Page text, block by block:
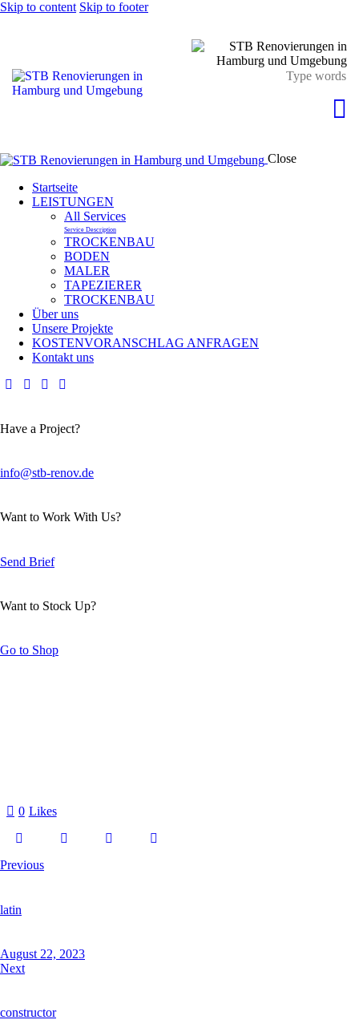
Skip to content Skip to footer
Close
Startseite
LEISTUNGEN
All Services
Service Description
TROCKENBAU
BODEN
MALER
TAPEZIERER
TROCKENBAU
Über uns
Unsere Projekte
KOSTENVORANSCHLAG ANFRAGEN
Kontakt uns
Have a Project?
info@stb-renov.de
Want to Work With Us?
Send Brief
Want to Stock Up?
Go to Shop
0 Likes
Previous
latin
August 22, 2023
Next
constructor